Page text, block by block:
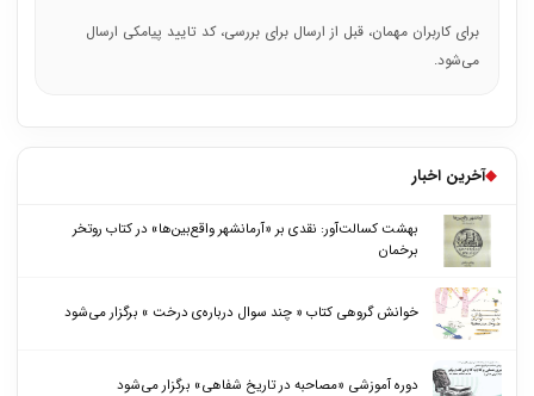
◆آخرین اخبار
بهشت کسالت‌آور: نقدی بر «آرمانشهر واقع‌بین‌ها» در کتاب روتخر
برخمان
خوانش گروهی کتاب « چند سوال درباره‌ی درخت » برگزار می‌شود
دوره آموزشی «مصاحبه در تاریخ شفاهی» برگزار می‌شود
برای کاربران مهمان، قبل از ارسال برای بررسی، کد تایید پیامکی ارسال
می‌شود.